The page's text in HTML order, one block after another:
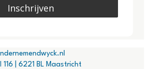
Inschrijven
116 | 6221 BL Maastricht